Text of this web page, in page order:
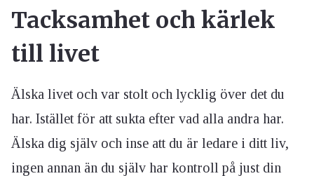
Tacksamhet och kärlek
till livet
Älska livet och var stolt och lycklig över det du
har. Istället för att sukta efter vad alla andra har.
Älska dig själv och inse att du är ledare i ditt liv,
ingen annan än du själv har kontroll på just din